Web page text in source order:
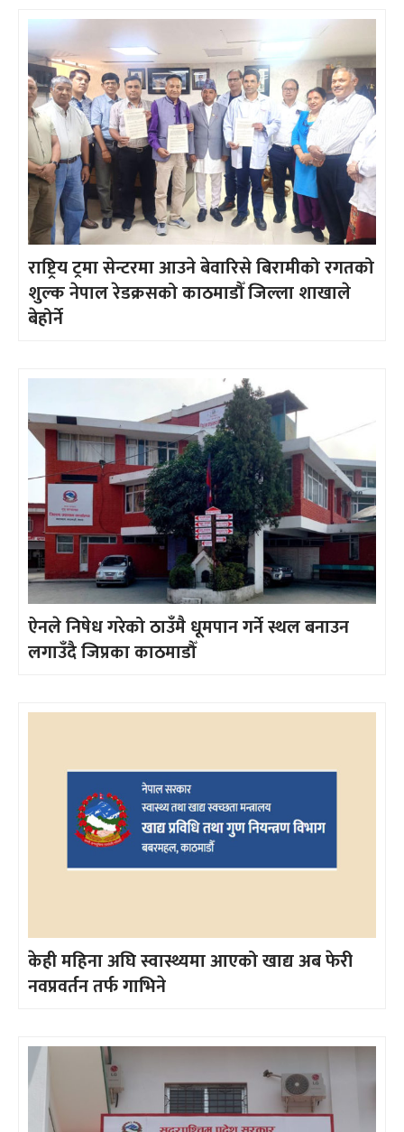
राष्ट्रिय ट्रमा सेन्टरमा आउने बेवारिसे बिरामीको रगतको
शुल्क नेपाल रेडक्रसको काठमाडौँ जिल्ला शाखाले
बेहोर्ने
ऐनले निषेध गरेको ठाउँमै धूमपान गर्ने स्थल बनाउन
लगाउँदै जिप्रका काठमाडौँ
केही महिना अघि स्वास्थ्यमा आएको खाद्य अब फेरी
नवप्रवर्तन तर्फ गाभिने